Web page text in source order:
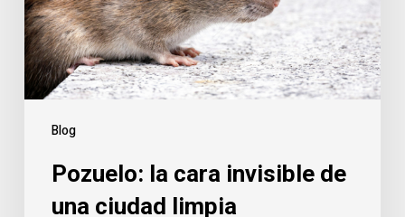
Blog
ciudad
limpia
Pozuelo: la cara invisible de
una ciudad limpia